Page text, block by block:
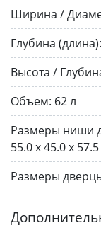
Ширина /
Глубина (длина):
Высота /
Объем: 62 л
Размеры ниши
55.0 х 45.0 х
Размеры